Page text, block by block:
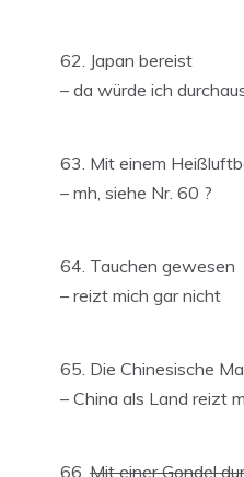
Japan bereist
– da würde ich
Mit einem
– mh, siehe Nr. 60 ?
Tauchen gewesen
– reizt mich gar nicht
Die Chinesische
– China als Land reizt
Mit einer Gondel